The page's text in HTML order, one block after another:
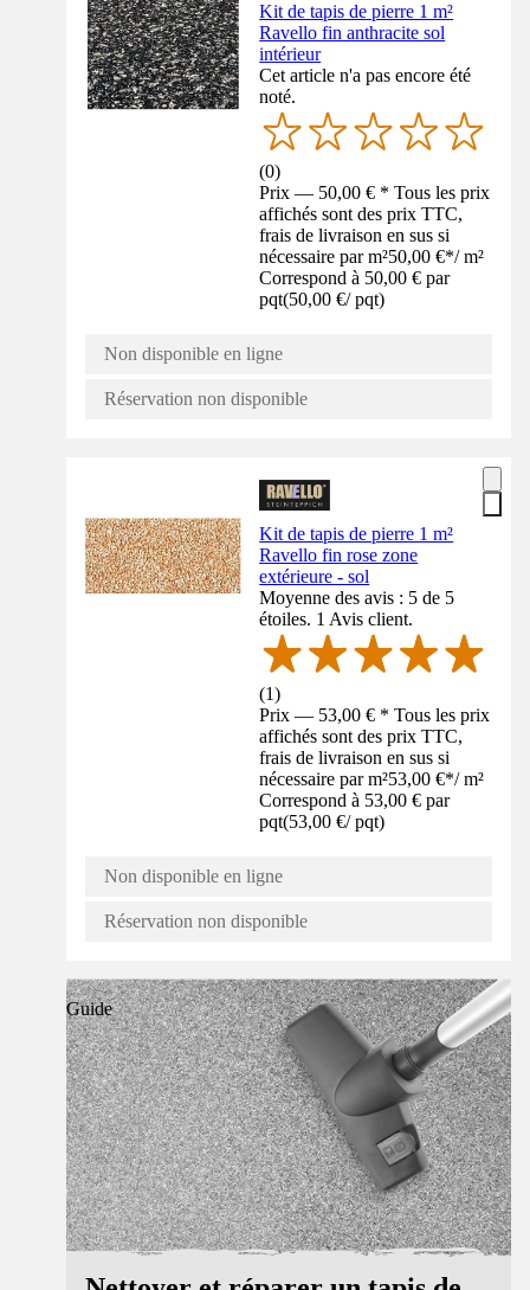
Kit de tapis de pierre 1 m²
Ravello fin anthracite sol
intérieur
Cet article n'a pas encore été
noté.
(0)
Prix — 50,00 € * Tous les prix
affichés sont des prix TTC,
frais de livraison en sus si
nécessaire par m²50,00 €*/ m²
Correspond à 50,00 € par
pqt(50,00 €/ pqt)
Non disponible en ligne
Réservation non disponible
Kit de tapis de pierre 1 m²
Ravello fin rose zone
extérieure - sol
Moyenne des avis : 5 de 5
étoiles. 1 Avis client.
(1)
Prix — 53,00 € * Tous les prix
affichés sont des prix TTC,
frais de livraison en sus si
nécessaire par m²53,00 €*/ m²
Correspond à 53,00 € par
pqt(53,00 €/ pqt)
Non disponible en ligne
Réservation non disponible
Guide